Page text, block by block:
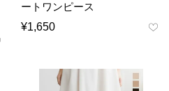
ートワンピース
¥1,650